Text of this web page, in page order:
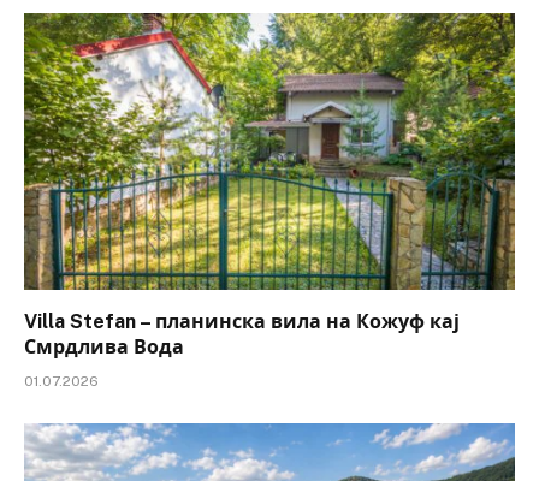
Villa Stefan – планинска вила на Кожуф кај
Смрдлива Вода
01.07.2026